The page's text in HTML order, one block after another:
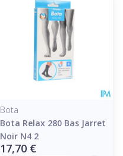
Bota
Bota Relax 280 Bas Jarret
Noir N4 2
17,70 €